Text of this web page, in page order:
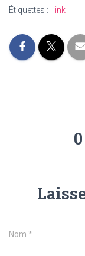
Étiquettes : link
Nom *